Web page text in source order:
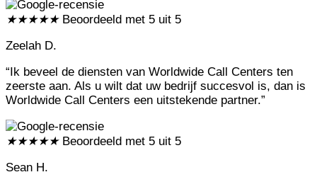
★★★★★ Beoordeeld met 5 uit 5
Zeelah D.
“Ik beveel de diensten van Worldwide Call Centers ten
zeerste aan. Als u wilt dat uw bedrijf succesvol is, dan is
Worldwide Call Centers een uitstekende partner.”
★★★★★ Beoordeeld met 5 uit 5
Sean H.